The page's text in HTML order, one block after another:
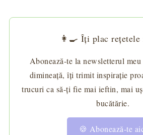
👩‍🍳 Îți plac rețetele
Abonează-te la newsletterul
dimineață, îți trimit inspirație
trucuri ca să-ți fie mai ieftin, mai
bucătărie.
🍪 Abonează-te